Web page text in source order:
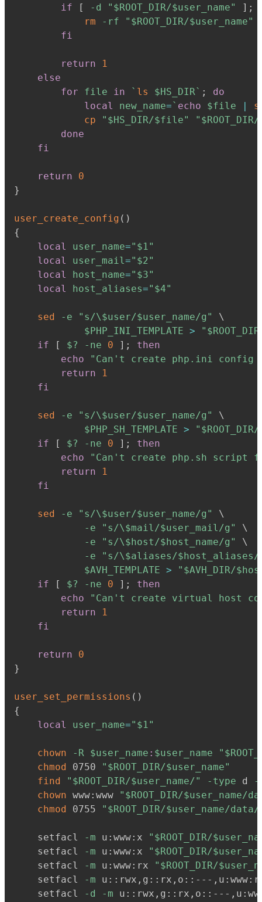
if [ -d " $ROOT_DIR/$user_name" ] ;
rm
-rf " $ROOT_DIR/$user_name"
fi
return
1
else
for
file in ` ls $HS_DIR` ;
do
local
new_name=` echo $file |
cp
" $HS_DIR/$file" " $ROOT_DIR/
done
fi
return
0
}
user_create_config ( )
{
local
user_name=" $1 "
local
user_mail =" $2"
local
host_name=" $3"
local
host_aliases=" $4"
sed -e "s/\$user/$user_name/g"
\
$PHP_INI_TEMPLATE > " $ROOT_DIR
if
[ $? -ne 0 ] ;
then
echo
"Can't create php.ini
return
1
fi
sed -e "s/\$user/$user_name/g"
\
$PHP_SH_TEMPLATE > " $ROOT_DIR/
if
[ $? -ne 0 ] ;
then
echo
"Can't create php.sh script
return
1
fi
sed -e "s/\$user/$user_name/g"
\
-e
"s/\$mail /$user_mail /g"
\
-e
"s/\$host /$host_name/g"
\
-e
"s/\$aliases /$host_aliases /
$AVH_TEMPLATE > " $AVH_DIR/
if
[ $? -ne 0 ] ;
then
echo
"Can't create virtual host
return
1
fi
return
0
}
user_set_permissions ( )
{
local
user_name=" $1 "
chown -R $user_name : $user_name "
chmod 0750 " $ROOT_DIR/$user_name"
find
" $ROOT_DIR/$user_name/" -type d
-
chown www:www " $ROOT_DIR/$user_name/
chmod 0755 " $ROOT_DIR/$user_name/
    setfacl
-m u:www:x " $ROOT_DIR/
    setfacl
-m u:www:x " $ROOT_DIR/
    setfacl
-m u:www:rx " $ROOT_DIR/
    setfacl
-m u::rwx,g::rx,o::---
    setfacl
-d -m u::rwx,g::rx,o::---